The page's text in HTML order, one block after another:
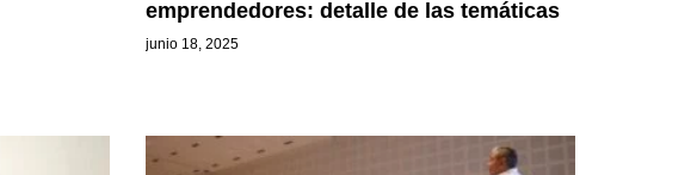
emprendedores: detalle de las temáticas
junio 18, 2025